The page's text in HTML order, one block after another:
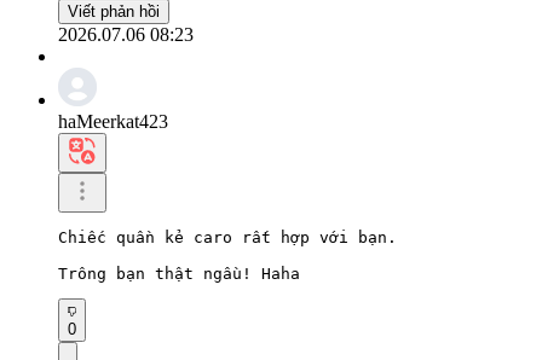
Viết phản hồi
2026.07.06 08:23
haMeerkat423
Chiếc quần kẻ caro rất hợp với bạn.
Trông bạn thật ngầu! Haha
0